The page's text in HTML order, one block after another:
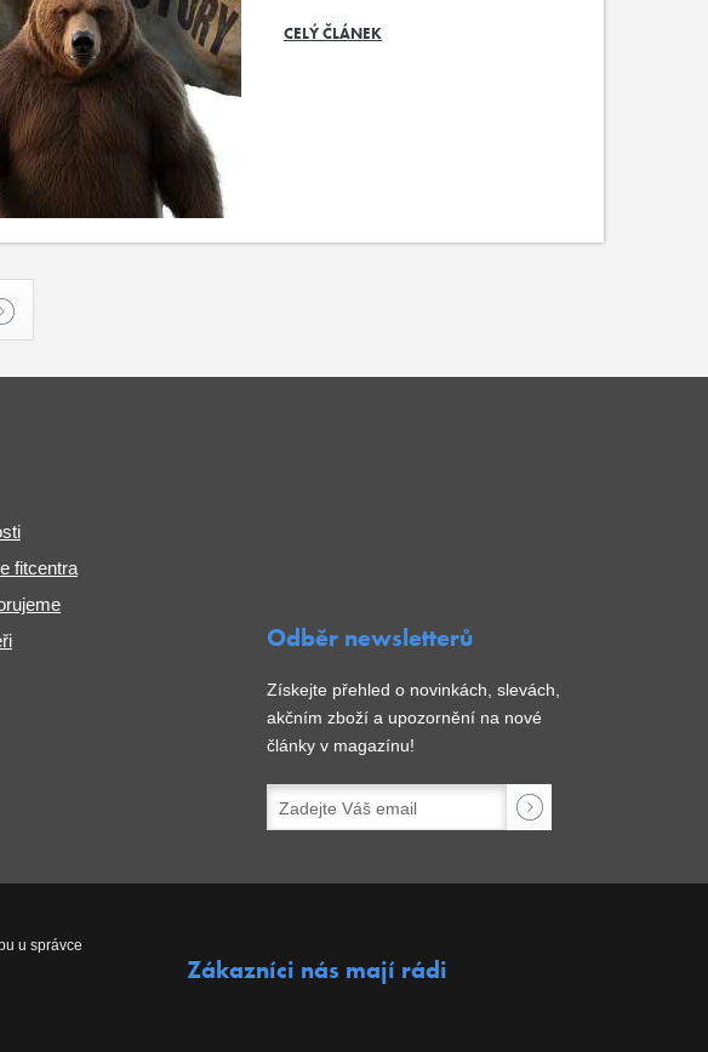
CELÝ ČLÁNEK
fitcentra
Odběr newsletterů
Získejte přehled o novinkách, slevách,
akčním zboží a upozornění na nové
články v magazínu!
u správce
Zákazníci nás mají rádi